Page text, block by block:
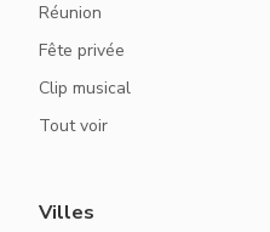
Réunion
Fête privée
Clip musical
Tout voir
Villes